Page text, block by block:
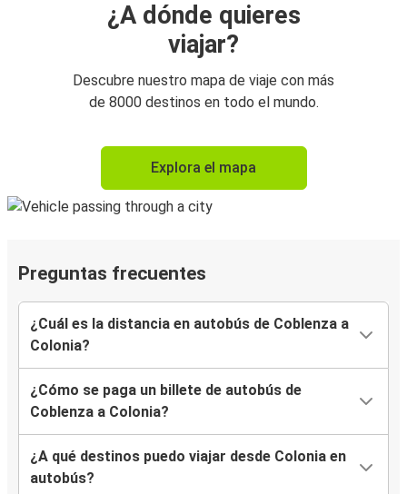
¿A dónde quieres
viajar?
Descubre nuestro mapa de viaje con más
de 8000 destinos en todo el mundo.
Explora el mapa
Preguntas frecuentes
¿Cuál es la distancia en autobús de Coblenza a
Colonia?
¿Cómo se paga un billete de autobús de
Coblenza a Colonia?
¿A qué destinos puedo viajar desde Colonia en
autobús?